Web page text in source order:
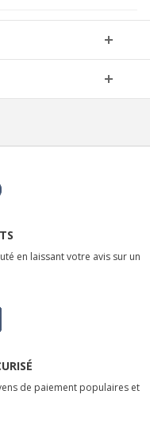
en laissant votre avis sur un
de paiement populaires et